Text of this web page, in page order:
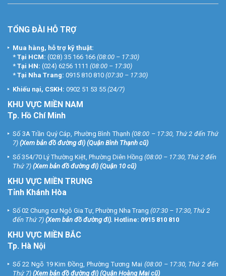
TỔNG ĐÀI HỖ TRỢ
Mua hàng, hỗ trợ kỹ thuật:
* Tại HCM: (028) 35 166 166 (08:00 – 17:30)
* Tại HN: (024) 6256 1111 (08:00 – 17:30)
* Tại Nha Trang: 0915 810 810 (07:30 – 17:30)
Khiếu nại, CSKH: 0902 51 53 55 (24/7)
KHU VỰC MIỀN NAM
Tp. Hồ Chí Minh
Số 3A Trần Quý Cáp, Phường Bình Thạnh (08:00 – 17:30, Thứ 2 đến Thứ
7) (Xem bản đồ đường đi) (Quận Bình Thạnh cũ)
Số 354/70 Lý Thường Kiệt, Phường Diên Hồng (08:00 – 17:30, Thứ 2 đến
Thứ 7) (Xem bản đồ đường đi) (Quận 10 cũ)
KHU VỰC MIỀN TRUNG
Tỉnh Khánh Hòa
Số 02 Chung cư Ngô Gia Tự, Phường Nha Trang (07:30 – 17:30, Thứ 2
đến Thứ 7) (Xem bản đồ đường đi). Hotline: 0915 810 810
KHU VỰC MIỀN BẮC
Tp. Hà Nội
Số 22 Ngõ 19 Kim Đồng, Phường Tương Mai (08:00 – 17:30, Thứ 2 đến
Thứ 7) (Xem bản đồ đường đi) (Quận Hoàng Mai cũ)